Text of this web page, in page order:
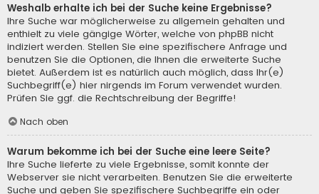
Weshalb erhalte ich bei der Suche keine Ergebnisse?
Ihre Suche war möglicherweise zu allgemein gehalten und
enthielt zu viele gängige Wörter, welche von phpBB nicht
indiziert werden. Stellen Sie eine spezifischere Anfrage und
benutzen Sie die Optionen, die Ihnen die erweiterte Suche
bietet. Außerdem ist es natürlich auch möglich, dass Ihr(e)
Suchbegriff(e) hier nirgends im Forum verwendet wurden.
Prüfen Sie ggf. die Rechtschreibung der Begriffe!
Nach oben
Warum bekomme ich bei der Suche eine leere Seite?
Ihre Suche lieferte zu viele Ergebnisse, somit konnte der
Webserver sie nicht verarbeiten. Benutzen Sie die erweiterte
Suche und geben Sie spezifischere Suchbegriffe ein oder